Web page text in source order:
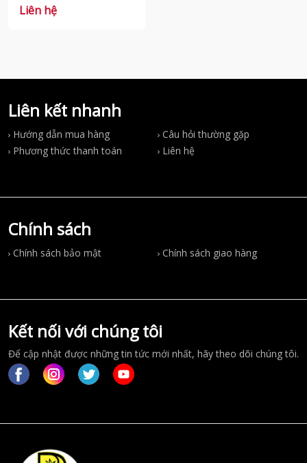
Liên hệ
Liên kết nhanh
Hướng dẫn mua hàng
Câu hỏi thường gặp
Phương thức thanh toán
Liên hệ
Chính sách
Chính sách bảo mật Chính sách giao hàng
Kết nối với chúng tôi
Để cập nhật được những tin tức mới nhất, hãy theo dõi chúng tôi.